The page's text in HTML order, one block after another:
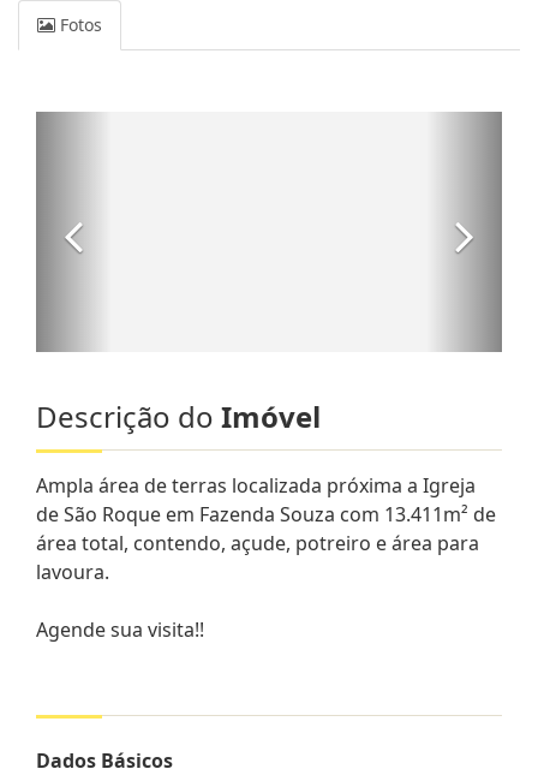
Fotos
Descrição do Imóvel
Ampla área de terras localizada próxima a Igreja
de São Roque em Fazenda Souza com 13.411m² de
área total, contendo, açude, potreiro e área para
lavoura.
Agende sua visita!!
Dados Básicos